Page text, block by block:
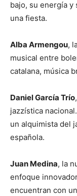
bajo, su energía
una fiesta.
Alba Armengou,
musical entre
catalana, música
Daniel García Trío
jazzística
un alquimista del
española.
Juan Medina, la
enfoque
encuentran con